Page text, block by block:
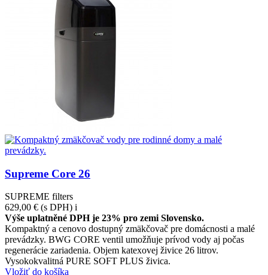
Supreme Core 26
SUPREME filters
629,00 € (s DPH) i
Výše uplatněné DPH je 23% pro zemi Slovensko.
Kompaktný a cenovo dostupný zmäkčovač pre domácnosti a malé
prevádzky. BWG CORE ventil umožňuje prívod vody aj počas
regenerácie zariadenia. Objem katexovej živice 26 litrov.
Vysokokvalitná PURE SOFT PLUS živica.
Vložiť do košíka